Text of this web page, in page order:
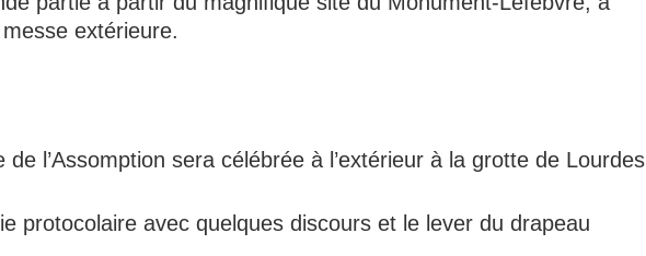
messe extérieure.
de l’Assomption sera célébrée à l’extérieur à la grotte de Lourdes
protocolaire avec quelques discours et le lever du drapeau